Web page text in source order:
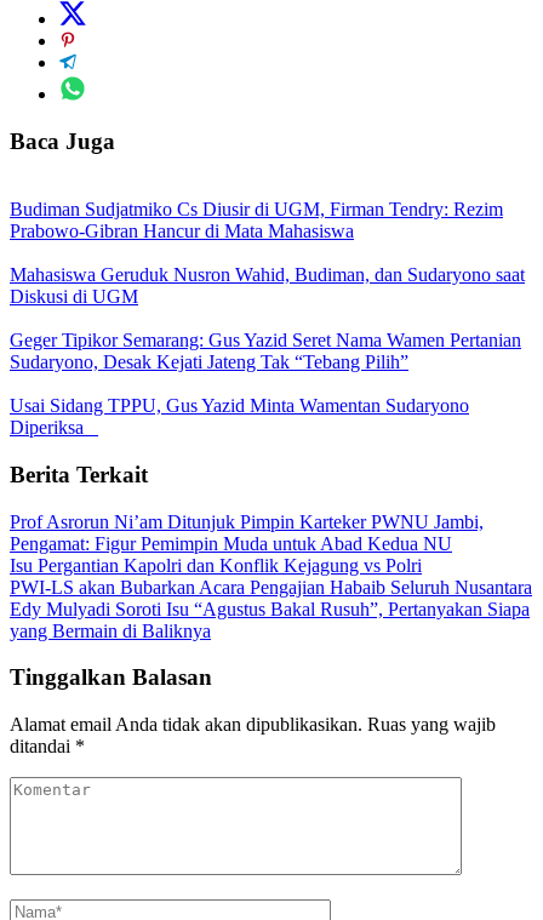
Baca Juga
Budiman Sudjatmiko Cs Diusir di UGM, Firman Tendry: Rezim
Prabowo-Gibran Hancur di Mata Mahasiswa
Mahasiswa Geruduk Nusron Wahid, Budiman, dan Sudaryono saat
Diskusi di UGM
Geger Tipikor Semarang: Gus Yazid Seret Nama Wamen Pertanian
Sudaryono, Desak Kejati Jateng Tak “Tebang Pilih”
Usai Sidang TPPU, Gus Yazid Minta Wamentan Sudaryono
Diperiksa ‎ ‎ ‎
Berita Terkait
Prof Asrorun Ni’am Ditunjuk Pimpin Karteker PWNU Jambi,
Pengamat: Figur Pemimpin Muda untuk Abad Kedua NU
Isu Pergantian Kapolri dan Konflik Kejagung vs Polri
PWI-LS akan Bubarkan Acara Pengajian Habaib Seluruh Nusantara
Edy Mulyadi Soroti Isu “Agustus Bakal Rusuh”, Pertanyakan Siapa
yang Bermain di Baliknya
Tinggalkan Balasan
Alamat email Anda tidak akan dipublikasikan. Ruas yang wajib
ditandai *